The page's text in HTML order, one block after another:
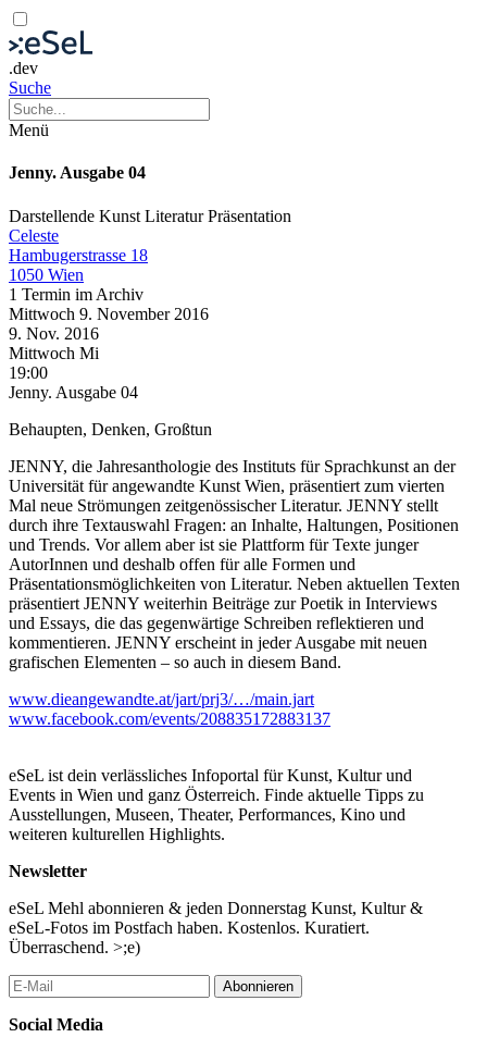
.dev
Suche
Menü
Jenny. Ausgabe 04
Darstellende Kunst LiteraturPräsentation
Celeste
Hambugerstrasse 18
1050 Wien
1 Termin im Archiv
Mittwoch 9. November 2016
9. Nov. 2016
Mittwoch Mi
19:00
Jenny. Ausgabe 04
Behaupten, Denken, Großtun
JENNY, die Jahresanthologie des Instituts für Sprachkunst an der
Universität für angewandte Kunst Wien, präsentiert zum vierten
Mal neue Strömungen zeitgenössischer Literatur. JENNY stellt
durch ihre Textauswahl Fragen: an Inhalte, Haltungen, Positionen
und Trends. Vor allem aber ist sie Plattform für Texte junger
AutorInnen und deshalb offen für alle Formen und
Präsentationsmöglichkeiten von Literatur. Neben aktuellen Texten
präsentiert JENNY weiterhin Beiträge zur Poetik in Interviews
und Essays, die das gegenwärtige Schreiben reflektieren und
kommentieren. JENNY erscheint in jeder Ausgabe mit neuen
grafischen Elementen – so auch in diesem Band.
www.dieangewandte.at/jart/prj3/…/main.jart
www.facebook.com/events/208835172883137
eSeL ist dein verlässliches Infoportal für Kunst, Kultur und
Events in Wien und ganz Österreich. Finde aktuelle Tipps zu
Ausstellungen, Museen, Theater, Performances, Kino und
weiteren kulturellen Highlights.
Newsletter
eSeL Mehl abonnieren & jeden Donnerstag Kunst, Kultur &
eSeL-Fotos im Postfach haben. Kostenlos. Kuratiert.
Überraschend. >;e)
Abonnieren
Social Media